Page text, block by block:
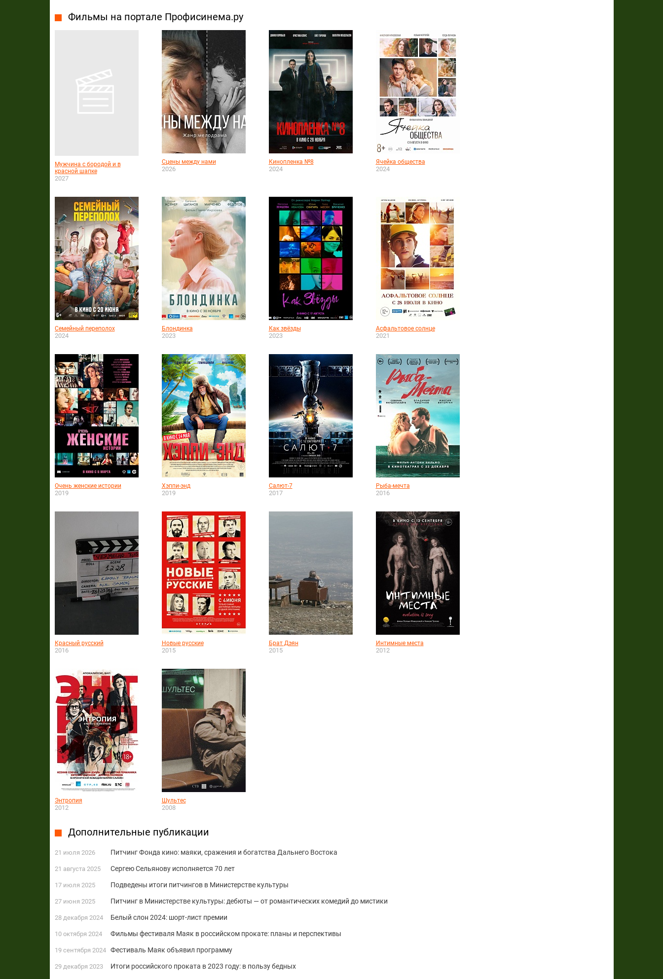
Фильмы на портале Профисинема.ру
Мужчина с бородой и в
красной шапке
2027
Сцены между нами
2026
Кинопленка №8
2024
Ячейка общества
2024
Семейный переполох
2024
Блондинка
2023
Как звёзды
2023
Асфальтовое солнце
2021
Очень женские истории
2019
Хэппи-энд
2019
Салют-7
2017
Рыба-мечта
2016
Красный русский
2016
Новые русские
2015
Брат Дэян
2015
Интимные места
2012
Энтропия
2012
Шультес
2008
Дополнительные публикации
21 июля 2026 Питчинг Фонда кино: маяки, сражения и богатства Дальнего Востока
21 августа 2025 Сергею Сельянову исполняется 70 лет
17 июля 2025 Подведены итоги питчингов в Министерстве культуры
27 июня 2025 Питчинг в Министерстве культуры: дебюты — от романтических комедий до мистики
28 декабря 2024 Белый слон 2024: шорт-лист премии
10 октября 2024 Фильмы фестиваля Маяк в российском прокате: планы и перспективы
19 сентября 2024 Фестиваль Маяк объявил программу
29 декабря 2023 Итоги российского проката в 2023 году: в пользу бедных